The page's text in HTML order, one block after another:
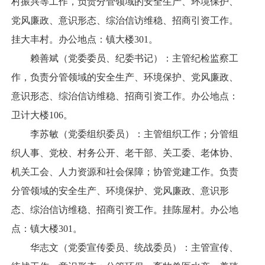
党风廉政、意识形态、综治信访维稳、招商引资工作。
挂大丰村。办公地点：镇大楼301。
赖善斌（党委委员、纪委书记）：主管纪检监察工
作，负责分管领域的安全生产、环境保护、党风廉政、
意识形态、综治信访维稳、招商引资工作。办公地点：
卫计大楼106。
李苏敏（党委组织委员）：主管组织工作；分管组
织人事、党校、村务公开、老干部、关工委、老体协、
机关工会、人力资源和社会保障；协管党建工作。负责
分管领域的安全生产、环境保护、党风廉政、意识形
态、综治信访维稳、招商引资工作。挂陈屋村。办公地
点：镇大楼301。
华志文（党委宣传委员、统战委员）：主管宣传、